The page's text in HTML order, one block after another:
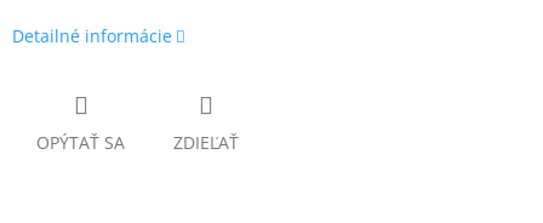
Detailné informácie
OPÝTAŤ SA ZDIEĽAŤ